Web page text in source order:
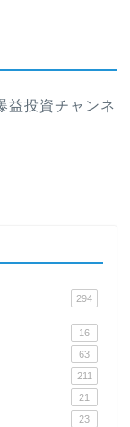
益投資チャンネ
294
16
63
211
21
23